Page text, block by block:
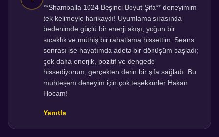
**Shamballa 1024 Beşinci Boyut Şifa** deneyimim
tek kelimeyle harikaydı! Uyumlama sırasında
bedenimde güçlü bir enerji akışı, yoğun bir
sıcaklık ve müthiş bir rahatlama hissettim. Seans
sonrası ise hayatımda adeta bir dönüşüm başladı;
çok daha enerjik, pozitif ve dengede
hissediyorum, gerçekten derin bir şifa sağladı. Bu
muhteşem deneyim için çok teşekkürler Hakan
Hocam!
Yanıtla